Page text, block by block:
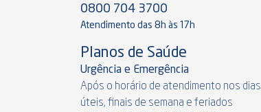
0800 704 3700
Atendimento das 8h às 17h
Planos de Saúde
Urgência e Emergência
Após o horário de atendimento nos dias
úteis, finais de semana e feriados